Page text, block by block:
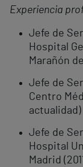
Experiencia
Jefe de
Hospital
Marañón
Jefe de
Centro
actualidad)
Jefe de
Hospital
Madrid